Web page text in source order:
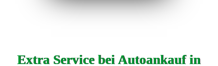
Extra Service bei Autoankauf in